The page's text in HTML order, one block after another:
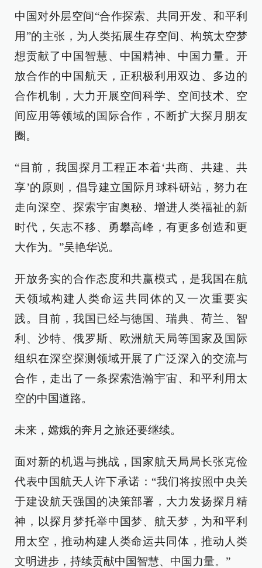
中国对外层空间“合作探索、共同开发、和平利
用”的主张，为人类拓展生存空间、构筑太空梦
想贡献了中国智慧、中国精神、中国力量。开
放合作的中国航天，正积极利用双边、多边的
合作机制，大力开展空间科学、空间技术、空
间应用等领域的国际合作，不断扩大探月朋友
圈。
“目前，我国探月工程正本着‘共商、共建、共
享’的原则，倡导建立国际月球科研站，努力在
走向深空、探索宇宙奥秘、增进人类福祉的新
时代，矢志不移、勇攀高峰，有更多创造和更
大作为。”吴艳华说。
开放务实的合作态度和共赢模式，是我国在航
天领域构建人类命运共同体的又一次重要实
践。目前，我国已经与德国、瑞典、荷兰、智
利、沙特、俄罗斯、欧洲航天局等国家及国际
组织在深空探测领域开展了广泛深入的交流与
合作，走出了一条探索浩瀚宇宙、和平利用太
空的中国道路。
未来，嫦娥的奔月之旅还要继续。
面对新的机遇与挑战，国家航天局局长张克俭
代表中国航天人许下承诺：“我们将按照中央关
于建设航天强国的决策部署，大力发扬探月精
神，以探月梦托举中国梦、航天梦，为和平利
用太空，推动构建人类命运共同体，推动人类
文明进步，持续贡献中国智慧、中国力量。”